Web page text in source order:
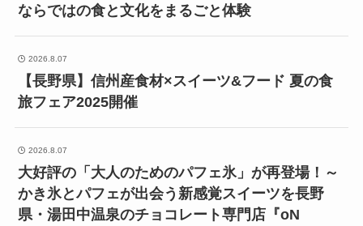
ならではの食と文化をまるごと体験
2026.8.07
【長野県】信州産食材×スイーツ&フード 夏の食
旅フェア2025開催
2026.8.07
大好評の「大人のためのパフェ氷」が再登場！～
かき氷とパフェが出会う新感覚スイーツを長野
県・湯田中温泉のチョコレート専門店『oN